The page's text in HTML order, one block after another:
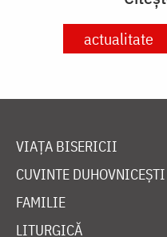
actualitate
VIAȚA BISERICII
CUVINTE DUHOVNICEȘTI
FAMILIE
LITURGICĂ